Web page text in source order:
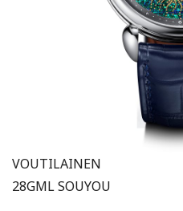
VOUTILAINEN
28GML SOUYOU